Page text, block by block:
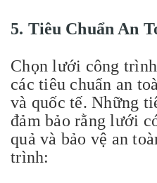
5. Tiêu Chuẩn An
Chọn lưới công
các tiêu chuẩn an
và quốc tế. Những
đảm bảo rằng lưới
quả và bảo vệ an
trình: